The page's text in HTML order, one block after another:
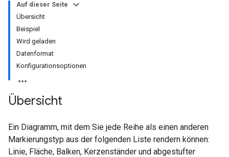
Auf dieser Seite
Übersicht
Beispiel
Wird geladen
Datenformat
Konfigurationsoptionen
Übersicht
Ein Diagramm, mit dem Sie jede Reihe als einen anderen
Markierungstyp aus der folgenden Liste rendern können:
Linie, Fläche, Balken, Kerzenständer und abgestufter